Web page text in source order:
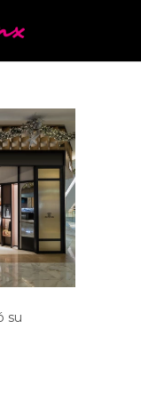
su